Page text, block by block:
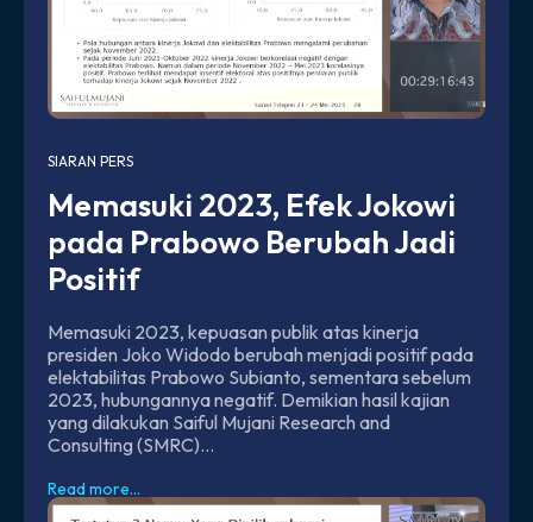
SIARAN PERS
Memasuki 2023, Efek Jokowi
pada Prabowo Berubah Jadi
Positif
Memasuki 2023, kepuasan publik atas kinerja
presiden Joko Widodo berubah menjadi positif pada
elektabilitas Prabowo Subianto, sementara sebelum
2023, hubungannya negatif. Demikian hasil kajian
yang dilakukan Saiful Mujani Research and
Consulting (SMRC)...
Read more...